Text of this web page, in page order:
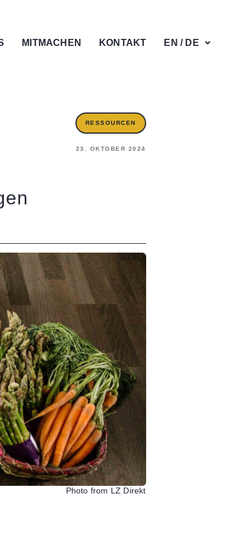
MITMACHEN KONTAKT EN / DE
RESSOURCEN
23. OKTOBER 2024
Photo from LZ Direkt